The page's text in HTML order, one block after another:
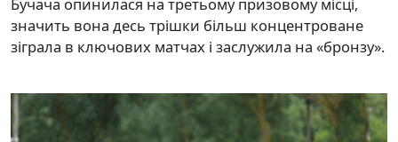
значить вона десь трішки більш концентроване
зіграла в ключових матчах і заслужила на «бронзу».